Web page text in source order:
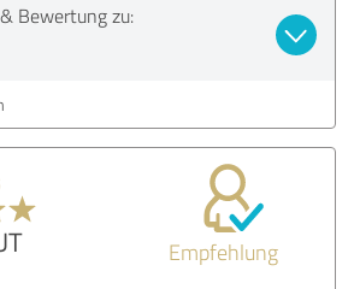
Bewertung zu:
Empfehlung